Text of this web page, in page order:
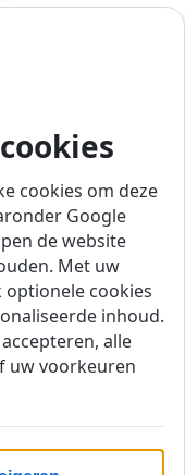
en engineering
cookies om deze
Google
de website
Met uw
cookies
inhoud.
alle
uw voorkeuren